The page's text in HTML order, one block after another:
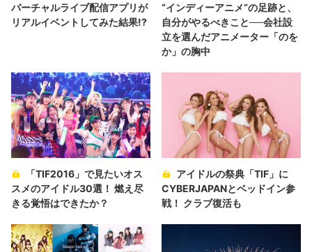
バーチャルライブ配信アプリが
リアルイベントしてみた結果!?
“インディーアニメ“の足跡と、
自分がやるべきこと──会社設
立を選んだアニメーター「のを
か」の胸中
「TIF2016」で見たいオス
スメのアイドル30選！ 燃え尽
きる覚悟はできたか？
アイドルの祭典「TIF」に
CYBERJAPANとベッドイン参
戦！ クラブ復活も